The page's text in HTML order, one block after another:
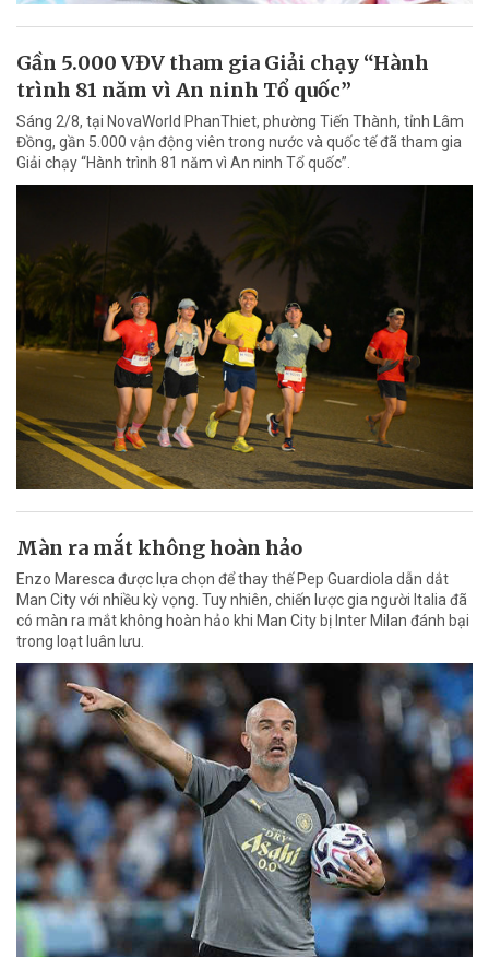
Gần 5.000 VĐV tham gia Giải chạy “Hành
trình 81 năm vì An ninh Tổ quốc”
Sáng 2/8, tại NovaWorld PhanThiet, phường Tiến Thành, tỉnh Lâm
Đồng, gần 5.000 vận động viên trong nước và quốc tế đã tham gia
Giải chạy “Hành trình 81 năm vì An ninh Tổ quốc”.
Màn ra mắt không hoàn hảo
Enzo Maresca được lựa chọn để thay thế Pep Guardiola dẫn dắt
Man City với nhiều kỳ vọng. Tuy nhiên, chiến lược gia người Italia đã
có màn ra mắt không hoàn hảo khi Man City bị Inter Milan đánh bại
trong loạt luân lưu.